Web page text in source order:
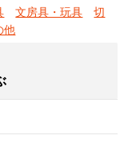
文房具・玩具
切
他